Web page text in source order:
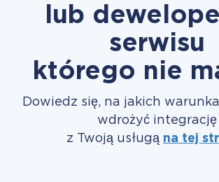
lub
serwisu
którego nie
Dowiedz się, na jakich
wdrożyć integrację
z Twoją usługą na tej